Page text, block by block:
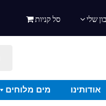
שלי סל קניות
אודותינו מים מלוחים